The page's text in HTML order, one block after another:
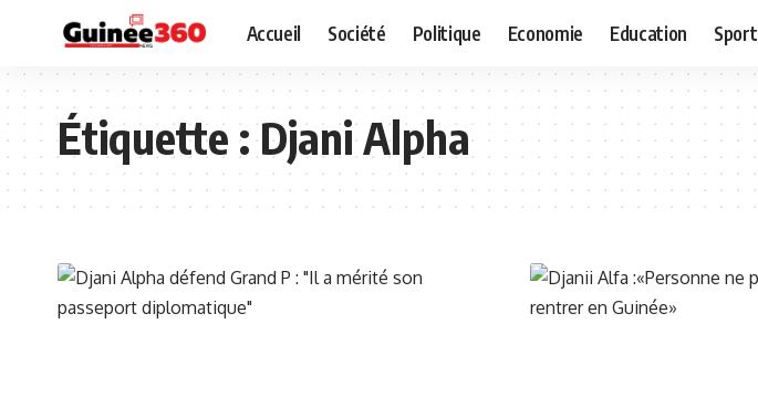
Accueil Société Politique Economie Education Sport
Étiquette :Djani Alpha